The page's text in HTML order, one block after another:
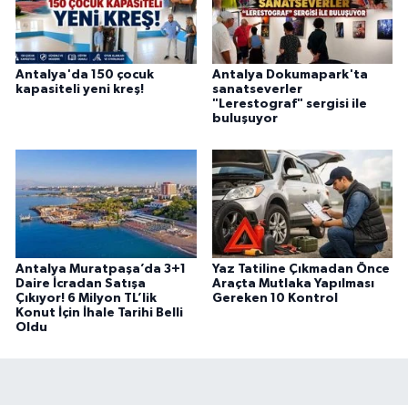
Antalya'da 150 çocuk
kapasiteli yeni kreş!
Antalya Dokumapark'ta
sanatseverler
"Lerestograf" sergisi ile
buluşuyor
Antalya Muratpaşa’da 3+1
Daire İcradan Satışa
Çıkıyor! 6 Milyon TL’lik
Konut İçin İhale Tarihi Belli
Oldu
Yaz Tatiline Çıkmadan Önce
Araçta Mutlaka Yapılması
Gereken 10 Kontrol